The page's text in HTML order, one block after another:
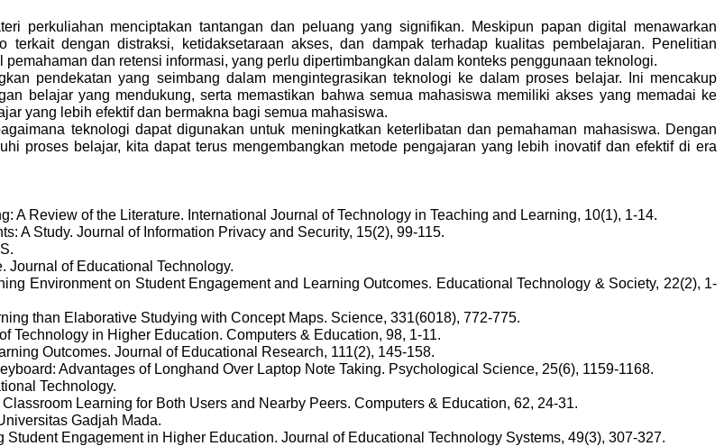
perkuliahan menciptakan tantangan dan peluang yang signifikan. Meskipun papan digital menawarkan
dengan distraksi, ketidaksetaraan akses, dan dampak terhadap kualitas pembelajaran. Penelitian
dan retensi informasi, yang perlu dipertimbangkan dalam konteks penggunaan teknologi.
pendekatan yang seimbang dalam mengintegrasikan teknologi ke dalam proses belajar. Ini mencakup
belajar yang mendukung, serta memastikan bahwa semua mahasiswa memiliki akses yang memadai ke
yang lebih efektif dan bermakna bagi semua mahasiswa.
teknologi dapat digunakan untuk meningkatkan keterlibatan dan pemahaman mahasiswa. Dengan
proses belajar, kita dapat terus mengembangkan metode pengajaran yang lebih inovatif dan efektif di era
A Review of the Literature. International Journal of Technology in Teaching and Learning, 10(1), 1-14.
A Study. Journal of Information Privacy and Security, 15(2), 99-115.
Journal of Educational Technology.
Environment on Student Engagement and Learning Outcomes. Educational Technology & Society, 22(2), 1-
than Elaborative Studying with Concept Maps. Science, 331(6018), 772-775.
Technology in Higher Education. Computers & Education, 98, 1-11.
Outcomes. Journal of Educational Research, 111(2), 145-158.
Advantages of Longhand Over Laptop Note Taking. Psychological Science, 25(6), 1159-1168.
Technology.
Learning for Both Users and Nearby Peers. Computers & Education, 62, 24-31.
Gadjah Mada.
Engagement in Higher Education. Journal of Educational Technology Systems, 49(3), 307-327.